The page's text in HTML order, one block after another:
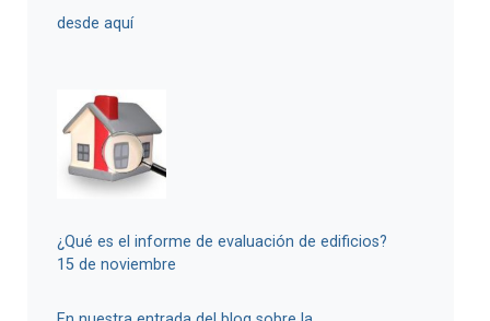
desde aquí
¿Qué es el informe de evaluación de edificios?
15 de noviembre